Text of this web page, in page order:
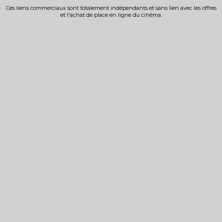
Ces liens commerciaux sont totalement indépendants et sans lien avec les offres
et l'achat de place en ligne du cinéma.